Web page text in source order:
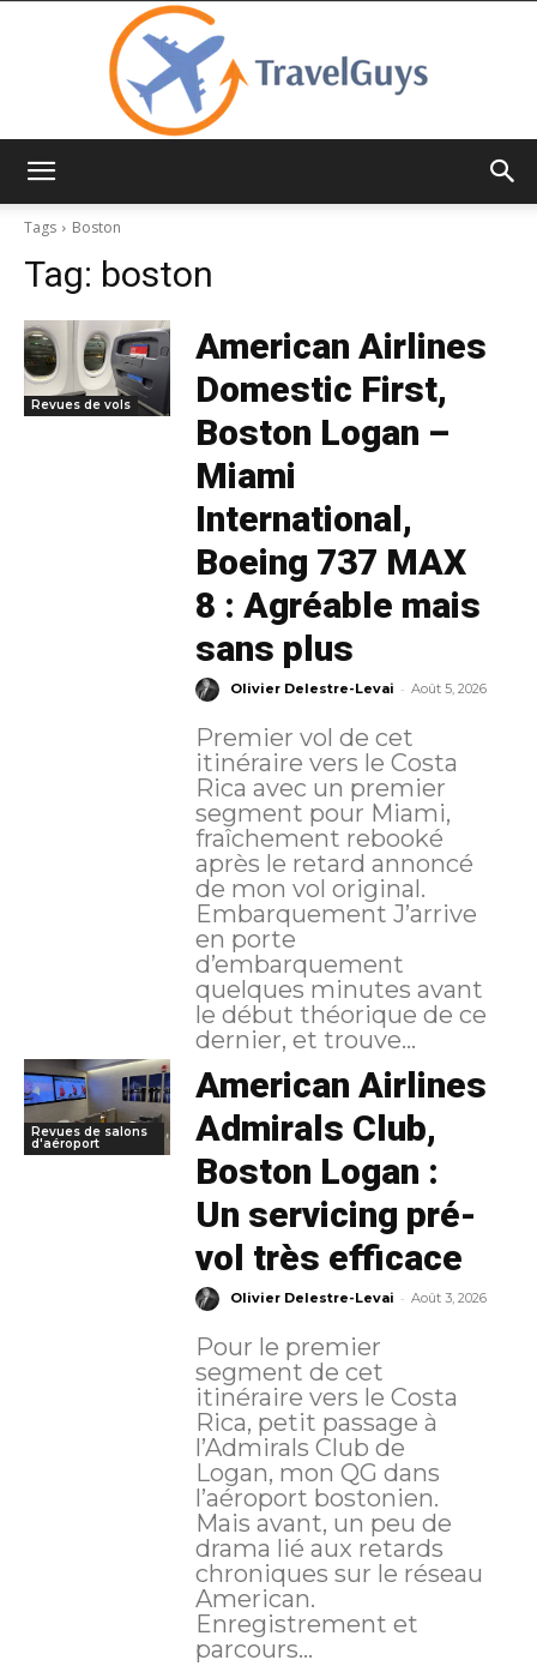
Tags
Boston
Tag: boston
Revues de vols
American Airlines
Domestic First,
Boston Logan –
Miami
International,
Boeing 737 MAX
8 : Agréable mais
sans plus
Olivier Delestre-Levai - Août 5, 2026
Premier vol de cet
itinéraire vers le Costa
Rica avec un premier
segment pour Miami,
fraîchement rebooké
après le retard annoncé
de mon vol original.
Embarquement J’arrive
en porte
d’embarquement
quelques minutes avant
le début théorique de ce
dernier, et trouve...
Revues de salons
d'aéroport
American Airlines
Admirals Club,
Boston Logan :
Un servicing pré-
vol très efficace
Olivier Delestre-Levai - Août 3, 2026
Pour le premier
segment de cet
itinéraire vers le Costa
Rica, petit passage à
l’Admirals Club de
Logan, mon QG dans
l’aéroport bostonien.
Mais avant, un peu de
drama lié aux retards
chroniques sur le réseau
American.
Enregistrement et
parcours...